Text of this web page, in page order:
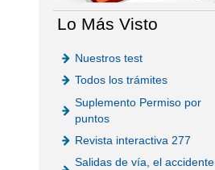
Lo Más Visto
Nuestros test
Todos los trámites
Suplemento Permiso por
puntos
Revista interactiva 277
Salidas de vía, el accidente